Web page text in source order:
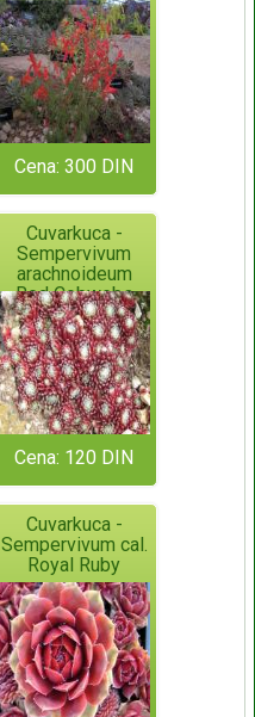
Cena: 300 DIN
Cuvarkuca -
Sempervivum
arachnoideum
Red Cobwebs
Cena: 120 DIN
Cuvarkuca -
Sempervivum cal.
Royal Ruby